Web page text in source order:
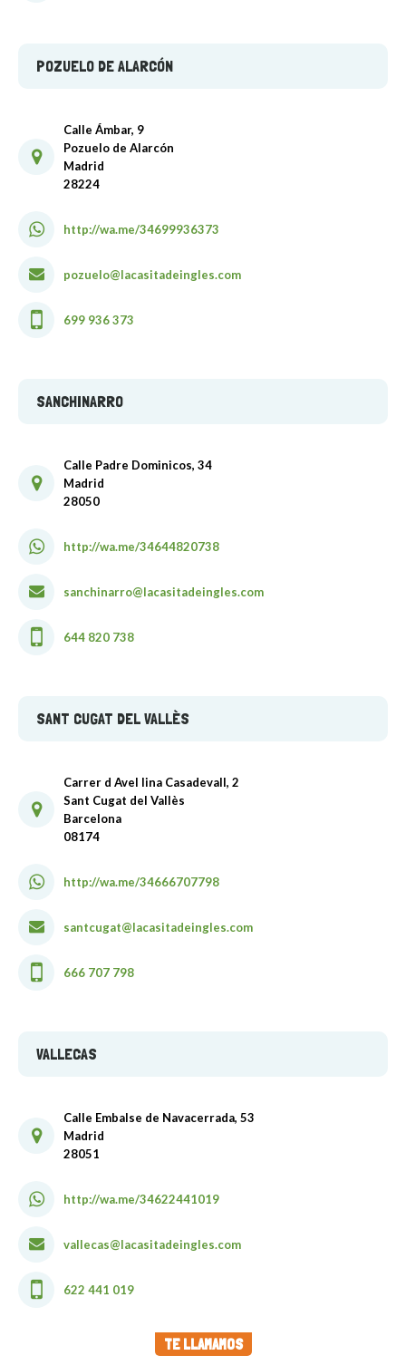
TE LLAMAMOS
POZUELO DE ALARCÓN
Calle Ámbar, 9
Pozuelo de Alarcón
Madrid
28224
http://wa.me/34699936373
pozuelo@lacasitadeingles.com
699 936 373
SANCHINARRO
Calle Padre Dominicos, 34
Madrid
28050
http://wa.me/34644820738
sanchinarro@lacasitadeingles.com
644 820 738
SANT CUGAT DEL VALLÈS
Carrer d Avel lina Casadevall, 2
Sant Cugat del Vallès
Barcelona
08174
http://wa.me/34666707798
santcugat@lacasitadeingles.com
666 707 798
VALLECAS
Calle Embalse de Navacerrada, 53
Madrid
28051
http://wa.me/34622441019
vallecas@lacasitadeingles.com
622 441 019